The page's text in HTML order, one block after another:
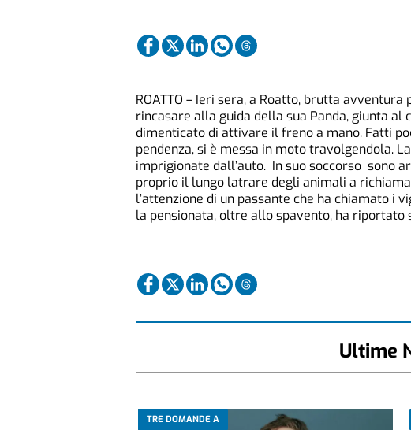
ROATTO – Ieri sera, a Roatto, brutta avventura
rincasare alla guida della sua Panda, giunta al
dimenticato di attivare il freno a mano. Fatti
pendenza, si è messa in moto travolgendola.
imprigionate dall’auto. In suo soccorso sono
proprio il lungo latrare degli animali a
l’attenzione di un passante che ha chiamato i
la pensionata, oltre allo spavento, ha riportato
Ultime
TRE DOMANDE A